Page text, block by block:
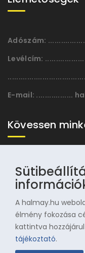
Adószám:
Levélcím:
E-mail: .................
Kövessen
© 1996-2025
A halmay.hu
élmény fokozása
kattintva
tájékoztató.